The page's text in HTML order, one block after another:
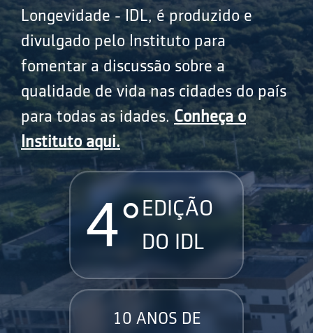
Longevidade - IDL, é produzido e
divulgado pelo Instituto para
fomentar a discussão sobre a
qualidade de vida nas cidades do país
para todas as idades.Conheça o
Instituto aqui.
4° EDIÇÃO
DO IDL
10 ANOS DE